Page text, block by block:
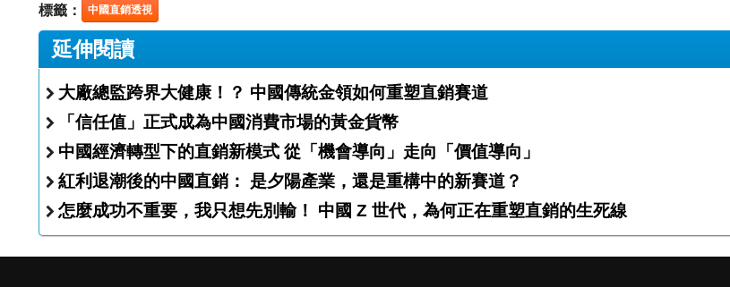
標籤： 中國直銷透視
延伸閱讀
大廠總監跨界大健康！？ 中國傳統金領如何重塑直銷賽道
「信任值」正式成為中國消費市場的黃金貨幣
中國經濟轉型下的直銷新模式 從「機會導向」走向「價值導向」
紅利退潮後的中國直銷： 是夕陽產業，還是重構中的新賽道？
怎麼成功不重要，我只想先別輸！ 中國 Z 世代，為何正在重塑直銷的生死線